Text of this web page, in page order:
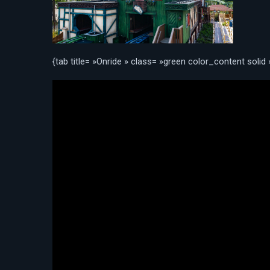
{tab title= »Onride » class= »green color_content solid